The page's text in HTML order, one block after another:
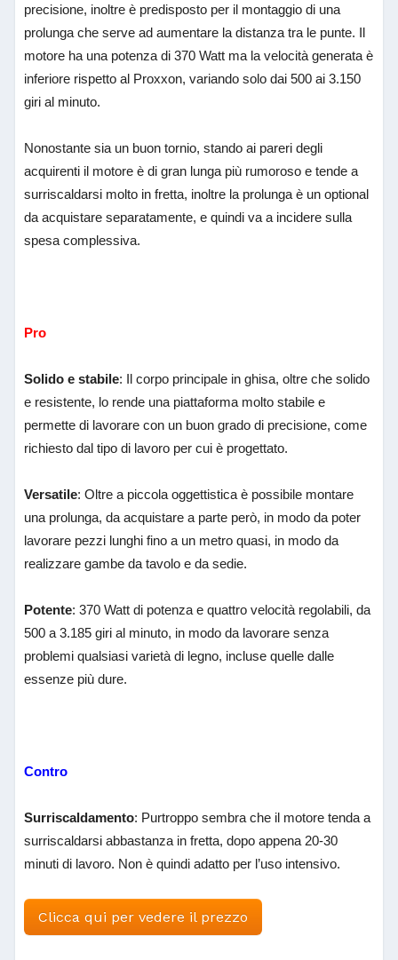
precisione, inoltre è predisposto per il montaggio di una
prolunga che serve ad aumentare la distanza tra le punte. Il
motore ha una potenza di 370 Watt ma la velocità generata è
inferiore rispetto al Proxxon, variando solo dai 500 ai 3.150
giri al minuto.
Nonostante sia un buon tornio, stando ai pareri degli
acquirenti il motore è di gran lunga più rumoroso e tende a
surriscaldarsi molto in fretta, inoltre la prolunga è un optional
da acquistare separatamente, e quindi va a incidere sulla
spesa complessiva.
Pro
Solido e stabile: Il corpo principale in ghisa, oltre che solido
e resistente, lo rende una piattaforma molto stabile e
permette di lavorare con un buon grado di precisione, come
richiesto dal tipo di lavoro per cui è progettato.
Versatile: Oltre a piccola oggettistica è possibile montare
una prolunga, da acquistare a parte però, in modo da poter
lavorare pezzi lunghi fino a un metro quasi, in modo da
realizzare gambe da tavolo e da sedie.
Potente: 370 Watt di potenza e quattro velocità regolabili, da
500 a 3.185 giri al minuto, in modo da lavorare senza
problemi qualsiasi varietà di legno, incluse quelle dalle
essenze più dure.
Contro
Surriscaldamento: Purtroppo sembra che il motore tenda a
surriscaldarsi abbastanza in fretta, dopo appena 20-30
minuti di lavoro. Non è quindi adatto per l’uso intensivo.
Clicca qui per vedere il prezzo